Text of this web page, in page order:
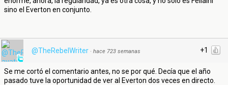
sino el Everton en conjunto.
+1
@TheRebelWriter · hace 723 semanas
Se me cortó el comentario antes, no se por qué. Decía que el año
pasado tuve la oportunidad de ver al Everton dos veces en directo.